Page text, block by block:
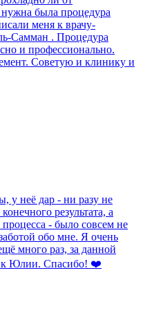
была процедура
меня к врачу-
Самман . Процедура
и профессионально.
Советую и клинику и
у неё дар - ни разу не
результата, а
- было совсем не
обо мне. Я очень
много раз, за данной
к Юлии. Спасибо! ❤️